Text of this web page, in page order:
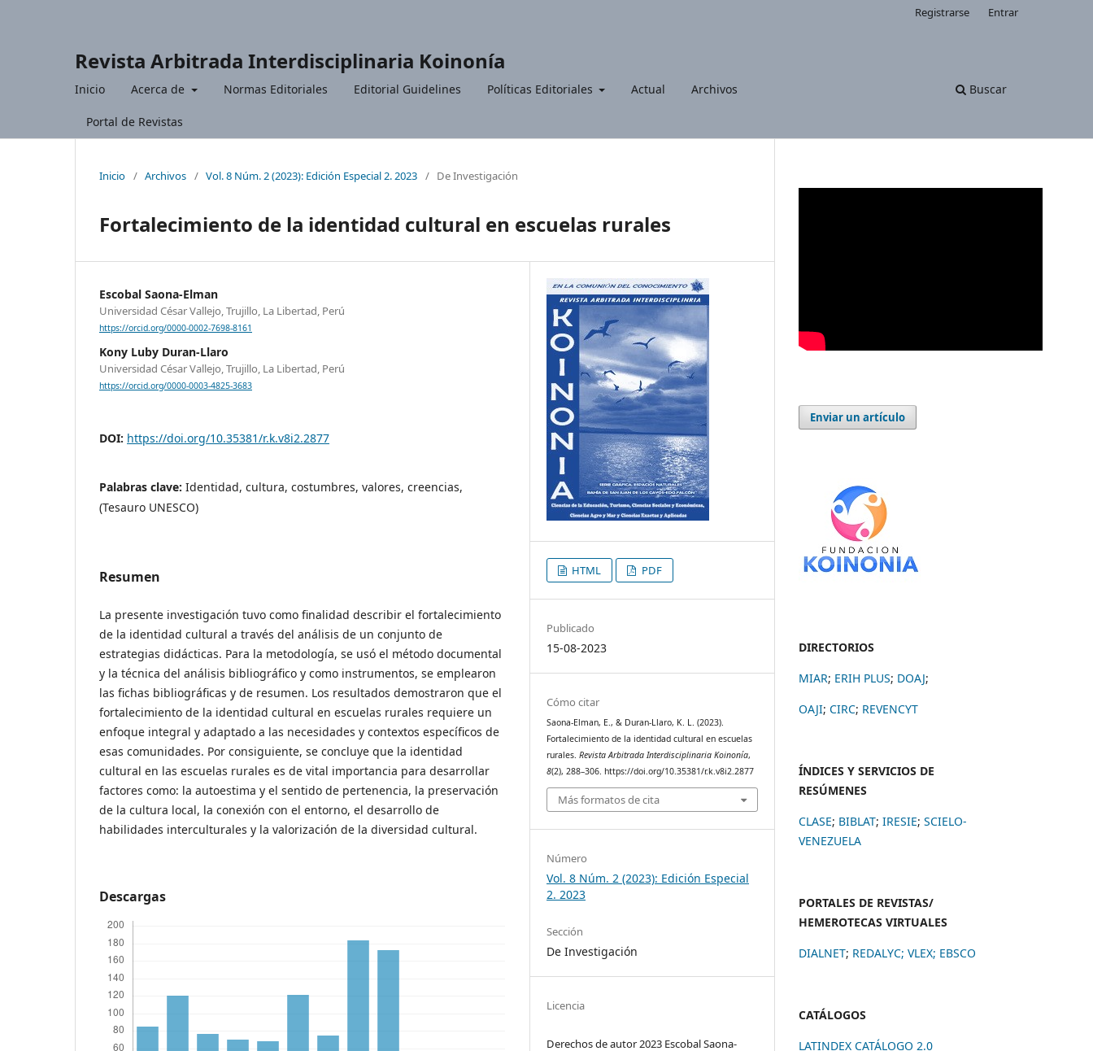
Revista Arbitrada Interdisciplinaria Koinonía
Inicio Acerca de Normas Editoriales Editorial Guidelines Políticas Editoriales Actual Archivos
Portal de Revistas
Buscar
Registrarse Entrar
Inicio / Archivos / Vol. 8 Núm. 2 (2023): Edición Especial 2. 2023 / De Investigación
Fortalecimiento de la identidad cultural en escuelas rurales
Escobal Saona-Elman
Universidad César Vallejo, Trujillo, La Libertad, Perú
https://orcid.org/0000-0002-7698-8161
Kony Luby Duran-Llaro
Universidad César Vallejo, Trujillo, La Libertad, Perú
https://orcid.org/0000-0003-4825-3683
DOI: https://doi.org/10.35381/r.k.v8i2.2877
Palabras clave: Identidad, cultura, costumbres, valores, creencias,
(Tesauro UNESCO)
Resumen
La presente investigación tuvo como finalidad describir el fortalecimiento
de la identidad cultural a través del análisis de un conjunto de
estrategias didácticas. Para la metodología, se usó el método documental
y la técnica del análisis bibliográfico y como instrumentos, se emplearon
las fichas bibliográficas y de resumen. Los resultados demostraron que el
fortalecimiento de la identidad cultural en escuelas rurales requiere un
enfoque integral y adaptado a las necesidades y contextos específicos de
esas comunidades. Por consiguiente, se concluye que la identidad
cultural en las escuelas rurales es de vital importancia para desarrollar
factores como: la autoestima y el sentido de pertenencia, la preservación
de la cultura local, la conexión con el entorno, el desarrollo de
habilidades interculturales y la valorización de la diversidad cultural.
Descargas
HTML PDF
Publicado
15-08-2023
Cómo citar
Saona-Elman, E., & Duran-Llaro, K. L. (2023).
Fortalecimiento de la identidad cultural en escuelas
rurales.Revista Arbitrada Interdisciplinaria Koinonía,
8(2), 288–306. https://doi.org/10.35381/r.k.v8i2.2877
Más formatos de cita
Número
Vol. 8 Núm. 2 (2023): Edición Especial
2. 2023
Sección
De Investigación
Licencia
Derechos de autor 2023 Escobal Saona-
Enviar un artículo
DIRECTORIOS
MIAR; ERIH PLUS; DOAJ;
OAJI; CIRC; REVENCYT
ÍNDICES Y SERVICIOS DE
RESÚMENES
CLASE; BIBLAT; IRESIE; SCIELO-
VENEZUELA
PORTALES DE REVISTAS/
HEMEROTECAS VIRTUALES
DIALNET; REDALYC; VLEX; EBSCO
CATÁLOGOS
LATINDEX CATÁLOGO 2.0